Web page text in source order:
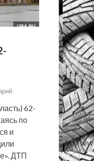
62-
по
и
ДТП